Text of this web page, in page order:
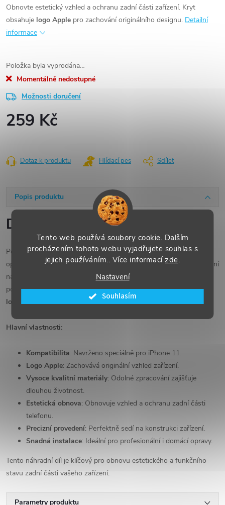
Tento web používá soubory cookie. Dalším
procházením tohoto webu vyjadřujete souhlas s
jejich používáním.. Více informacízde.
Nastavení
Souhlasím
Obnovte estetický vzhled a ochranu zadní části zařízení. Kryt
obsahuje logo Apple pro zachování originálního designu. Detailní
informace
Položka byla vyprodána…
Momentálně nedostupné
Možnosti doručení
259 Kč
Dotaz k produktu Hlídací pes Sdílet
Popis produktu
Detailní popis produktu
Pokud je zadní kryt vašeho iPhonu 11 poškozený, prasklý nebo
opotřebovaný, tentokryt baterieje ideálním řešením. Vysoce kvalitní
náhradní díl obnovuje původní vzhled telefonu a poskytuje
potřebnou ochranu vnitřním komponentům. Součástí krytu je také
logo Apple, které zajistí elegantní a originální design.
Hlavní vlastnosti:
Kompatibilita: Navrženo speciálně pro iPhone 11.
Logo Apple: Zachovává originální vzhled zařízení.
Vysoce kvalitní materiály: Odolné zpracování zajišťuje
dlouhou životnost.
Estetická obnova: Obnovuje vzhled a ochranu zadní části
telefonu.
Precizní provedení: Perfektně sedí na konstrukci zařízení.
Snadná instalace: Ideální pro profesionální i domácí opravy.
Tento náhradní díl je klíčový pro obnovu estetického a funkčního
stavu zadní části vašeho zařízení.
Parametry produktu